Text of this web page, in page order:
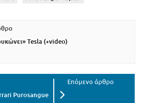
Tesla (+video)
Purosangue